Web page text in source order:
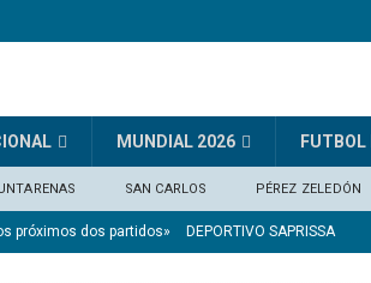
MUNDIAL 2026
SAN CARLOS PÉREZ ZELEDÓN
próximos dos partidos» DEPORTIVO SAPRISSA